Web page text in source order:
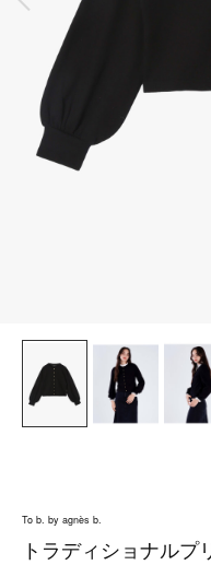
To b. by agnès b.
トラディショナルプ